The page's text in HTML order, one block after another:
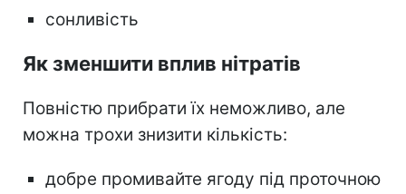
сонливість
Як зменшити вплив нітратів
Повністю прибрати їх неможливо, але
можна трохи знизити кількість:
добре промивайте ягоду під проточною